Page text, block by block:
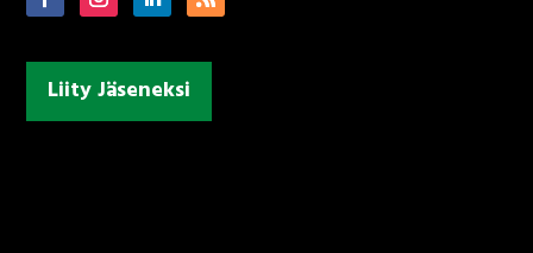
Liity Jäseneksi